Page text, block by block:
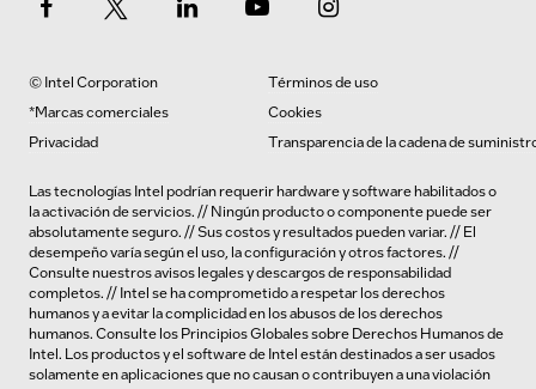
© Intel Corporation
Términos de uso
*Marcas comerciales
Cookies
Privacidad
Transparencia de la cadena de
Las tecnologías Intel podrían requerir hardware y software habilitados o
la activación de servicios. // Ningún producto o componente puede ser
absolutamente seguro. // Sus costos y resultados pueden variar. // El
desempeño varía según el uso, la configuración y otros factores. //
Consulte nuestrosavisos legales y descargos de responsabilidad
completos. // Intel se ha comprometido a respetar los derechos
humanos y a evitar la complicidad en los abusos de los derechos
humanos.Consulte losPrincipios Globales sobre Derechos Humanos de
Intel. Los productos y el software de Intel están destinados a ser usados
solamente en aplicaciones que no causan o contribuyen a una violación